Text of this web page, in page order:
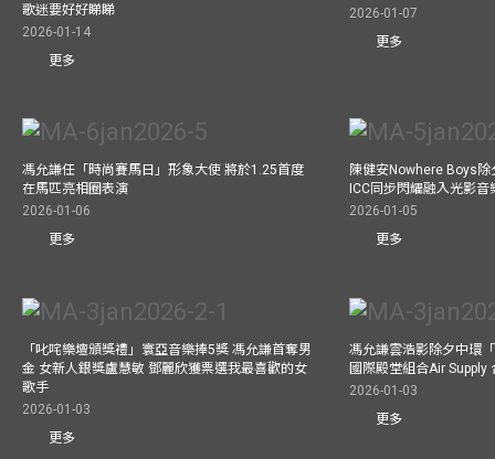
歌迷要好好睇睇
2026-01-14
更多
2026-01-07
更多
馮允謙任「時尚賽馬日」形象大使 將於1.25首度
在馬匹亮相圈表演
2026-01-06
更多
陳健安Nowhere Boys
ICC同步閃耀融入光影音
2026-01-05
更多
「叱咤樂壇頒獎禮」寰亞音樂捧5獎 馮允謙首奪男
金 女新人銀獎盧慧敏 鄧麗欣獲票選我最喜歡的女
歌手
2026-01-03
更多
馮允謙雲浩影除夕中環
國際殿堂組合Air Supply
2026-01-03
更多